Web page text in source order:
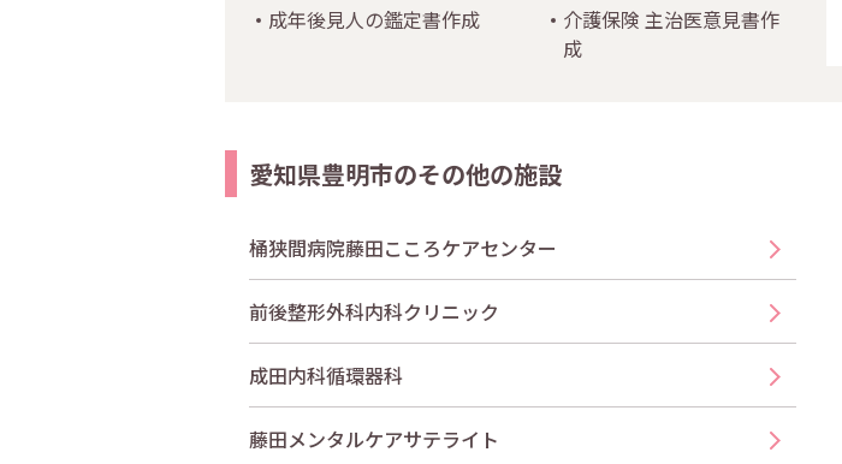
成年後見人の鑑定書作成
介護保険 主治医意見書作
成
愛知県豊明市のその他の施設
桶狭間病院藤田こころケアセンター
前後整形外科内科クリニック
成田内科循環器科
藤田メンタルケアサテライト